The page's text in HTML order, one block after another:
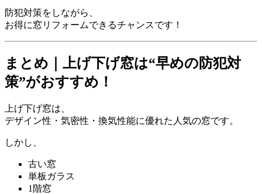
防犯対策をしながら、
お得に窓リフォームできるチャンスです！
まとめ｜上げ下げ窓は“早めの防犯対
策”がおすすめ！
上げ下げ窓は、
デザイン性・気密性・換気性能に優れた人気の窓です。
しかし、
古い窓
単板ガラス
1階窓